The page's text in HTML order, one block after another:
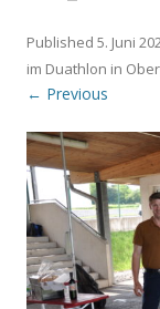
Published 5. Juni
im Duathlon in
← Previous